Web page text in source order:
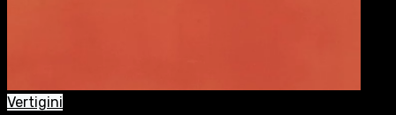
Vertigini